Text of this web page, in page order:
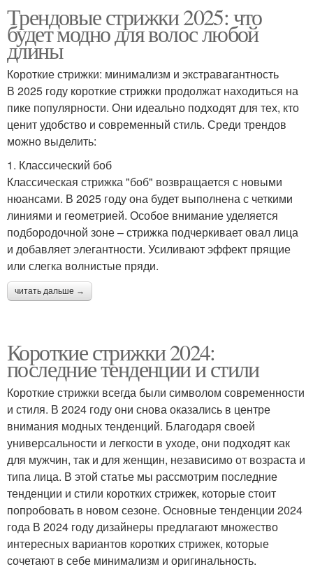
Трендовые стрижки 2025: что
будет модно для волос любой
длины
Короткие стрижки: минимализм и экстравагантность
В 2025 году короткие стрижки продолжат находиться на
пике популярности. Они идеально подходят для тех, кто
ценит удобство и современный стиль. Среди трендов
можно выделить:
1. Классический боб
Классическая стрижка "боб" возвращается с новыми
нюансами. В 2025 году она будет выполнена с четкими
линиями и геометрией. Особое внимание уделяется
подбородочной зоне – стрижка подчеркивает овал лица
и добавляет элегантности. Усиливают эффект прящие
или слегка волнистые пряди.
читать дальше →
Короткие стрижки 2024:
последние тенденции и стили
Короткие стрижки всегда были символом современности
и стиля. В 2024 году они снова оказались в центре
внимания модных тенденций. Благодаря своей
универсальности и легкости в уходе, они подходят как
для мужчин, так и для женщин, независимо от возраста и
типа лица. В этой статье мы рассмотрим последние
тенденции и стили коротких стрижек, которые стоит
попробовать в новом сезоне. Основные тенденции 2024
года В 2024 году дизайнеры предлагают множество
интересных вариантов коротких стрижек, которые
сочетают в себе минимализм и оригинальность.